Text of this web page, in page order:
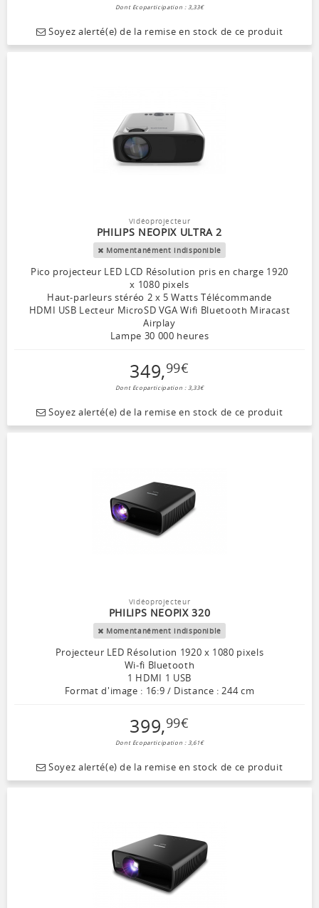
Dont Ecoparticipation : 3,33€
Soyez alerté(e) de la remise en stock de ce produit
Vidéoprojecteur
PHILIPS NEOPIX ULTRA 2
Momentanément indisponible
Pico projecteur LED LCD Résolution pris en charge 1920
x 1080 pixels
Haut-parleurs stéréo 2 x 5 Watts Télécommande
HDMI USB Lecteur MicroSD VGA Wifi Bluetooth Miracast
Airplay
Lampe 30 000 heures
349,99€
Dont Ecoparticipation : 3,33€
Soyez alerté(e) de la remise en stock de ce produit
Vidéoprojecteur
PHILIPS NEOPIX 320
Momentanément indisponible
Projecteur LED Résolution 1920 x 1080 pixels
Wi-fi Bluetooth
1 HDMI 1 USB
Format d'image : 16:9 / Distance : 244 cm
399,99€
Dont Ecoparticipation : 3,61€
Soyez alerté(e) de la remise en stock de ce produit